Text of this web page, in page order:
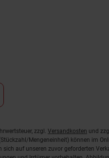
zzgl. Versandkosten und
Mengeneinheit) können im
sich auf unseren zuvor geforderten